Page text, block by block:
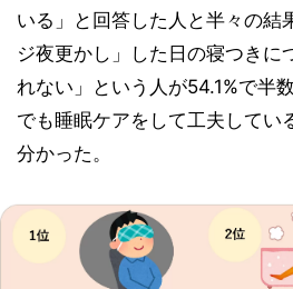
いる」と回答した人と半々の結
ジ夜更かし」した日の寝つきに
れない」という人が54.1%で半
でも睡眠ケアをして工夫してい
分かった。